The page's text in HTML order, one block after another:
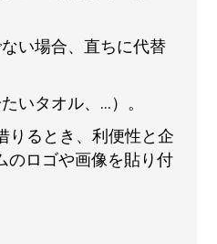
い場合、直ちに代替
いタオル、...）。
りるとき、利便性と企
のロゴや画像を貼り付